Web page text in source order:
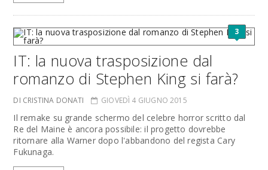
3
IT: la nuova trasposizione dal
romanzo di Stephen King si farà?
DI CRISTINA DONATI GIOVEDÌ 4 GIUGNO 2015
Il remake su grande schermo del celebre horror scritto dal
Re del Maine è ancora possibile: il progetto dovrebbe
ritornare alla Warner dopo l'abbandono del regista Cary
Fukunaga.